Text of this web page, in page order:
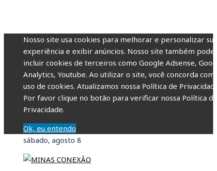
Nosso site usa cookies para melhorar e personalizar sua
experiência e exibir anúncios. Nosso site também pode
incluir cookies de terceiros como Google Adsense,
Analytics, Youtube. Ao utilizar o site, você concorda com
uso de cookies. Atualizamos nossa Política de
Por favor clique no botão para verificar nossa Política de
Privacidade.
Ok, eu entendo
sábado, agosto 8